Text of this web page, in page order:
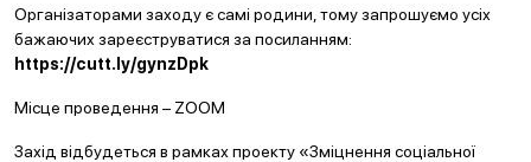
Організаторами заходу є самі родини, тому запрошуємо усіх
бажаючих зареєструватися за посиланням:
https://cutt.ly/gynzDpk
Місце проведення – ZOOM
Захід відбудеться в рамках проекту «Зміцнення соціальної